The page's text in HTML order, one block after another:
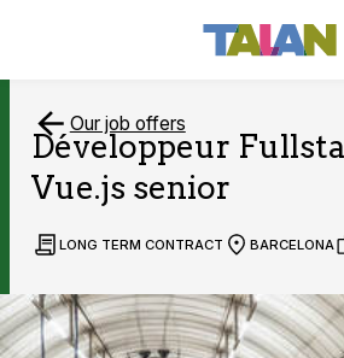
Our job offers
Développeur
Vue.js senior
LONG TERM CONTRACT BARCELONA